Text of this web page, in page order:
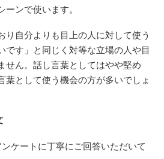
ンで使います。
り自分よりも目上の人に対して使う
です」と同じく対等な立場の人や目
せん。話し言葉としてはやや堅め
葉として使う機会の方が多いでしょ
ケートに丁寧にご回答いただいて